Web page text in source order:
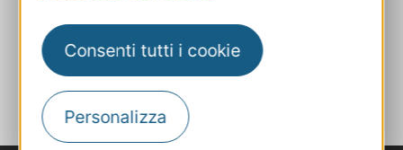
Consenti tutti i cookie
Personalizza
AL TACCUINO